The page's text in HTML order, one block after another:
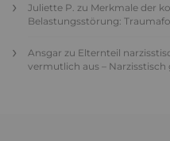
Juliette P. zu Merkmale der
Belastungsstörung:
Ansgar zu Elternteil
vermutlich aus – Narzisstisch